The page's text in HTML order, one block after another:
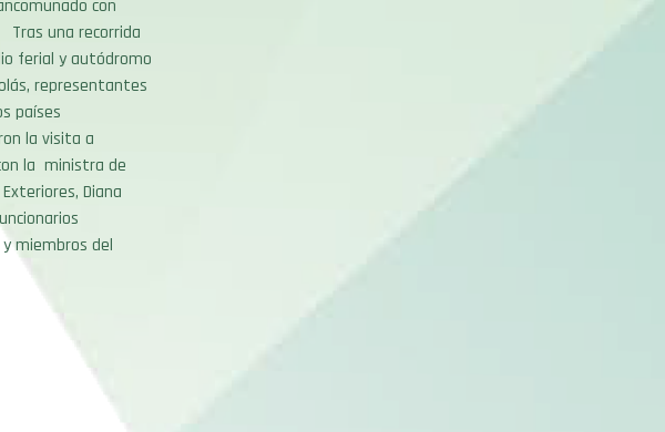
con
una recorrida
ferial y autódromo
representantes
países
la visita a
la ministra de
Diana
miembros del